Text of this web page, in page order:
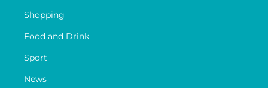
Shopping
Food and Drink
Sport
News